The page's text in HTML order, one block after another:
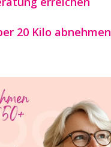
20 Kilo abnehmen